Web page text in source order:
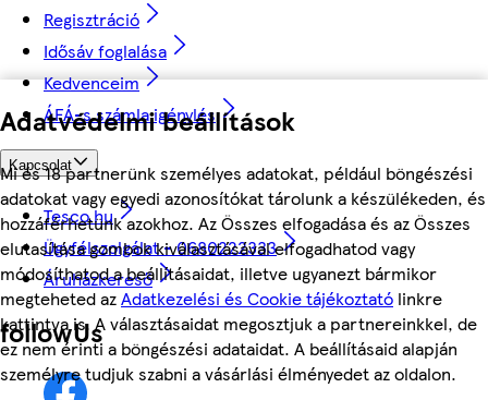
Adatvédelmi beállítások
Mi és 18 partnerünk személyes adatokat, például böngészési
adatokat vagy egyedi azonosítókat tárolunk a készülékeden, és
hozzáférhetünk azokhoz. Az Összes elfogadása és az Összes
elutasítása gombok kiválasztásával elfogadhatod vagy
módosíthatod a beállításaidat, illetve ugyanezt bármikor
megteheted azAdatkezelési és Cookie tájékoztató linkre
kattintva is. A választásaidat megosztjuk a partnereinkkel, de
ez nem érinti a böngészési adataidat. A beállításaid alapján
személyre tudjuk szabni a vásárlási élményedet az oldalon.
Regisztráció
Idősáv foglalása
Kedvenceim
ÁFÁ-s számla igénylés
Kapcsolat
Tesco.hu
Ügyfélszolgálat - 0680222333
Áruházkereső
followUs